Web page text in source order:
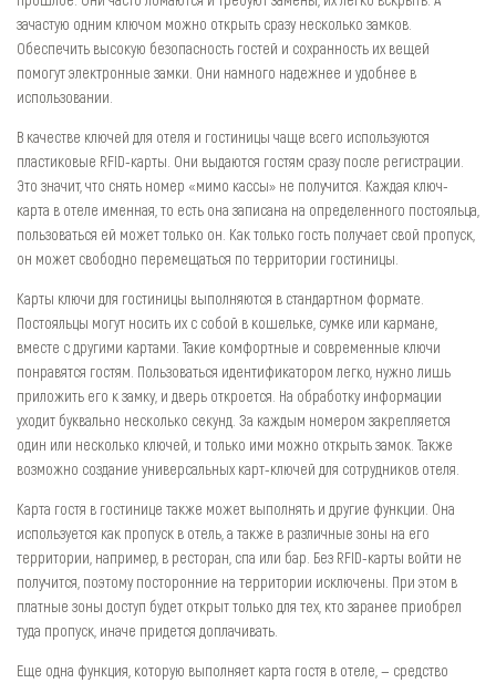
зачастую одним ключом можно открыть сразу несколько замков.
Обеспечить высокую безопасность гостей и сохранность их вещей
помогут электронные замки. Они намного надежнее и удобнее в
использовании.
В качестве ключей для отеля и гостиницы чаще всего используются
пластиковые RFID-карты. Они выдаются гостям сразу после регистрации.
Это значит, что снять номер «мимо кассы» не получится. Каждая ключ-
карта в отеле именная, то есть она записана на определенного постояльца,
пользоваться ей может только он. Как только гость получает свой пропуск,
он может свободно перемещаться по территории гостиницы.
Карты ключи для гостиницы выполняются в стандартном формате.
Постояльцы могут носить их с собой в кошельке, сумке или кармане,
вместе с другими картами. Такие комфортные и современные ключи
понравятся гостям. Пользоваться идентификатором легко, нужно лишь
приложить его к замку, и дверь откроется. На обработку информации
уходит буквально несколько секунд. За каждым номером закрепляется
один или несколько ключей, и только ими можно открыть замок. Также
возможно создание универсальных карт-ключей для сотрудников отеля.
Карта гостя в гостинице также может выполнять и другие функции. Она
используется как пропуск в отель, а также в различные зоны на его
территории, например, в ресторан, спа или бар. Без RFID-карты войти не
получится, поэтому посторонние на территории исключены. При этом в
платные зоны доступ будет открыт только для тех, кто заранее приобрел
туда пропуск, иначе придется доплачивать.
Еще одна функция, которую выполняет карта гостя в отеле, — средство